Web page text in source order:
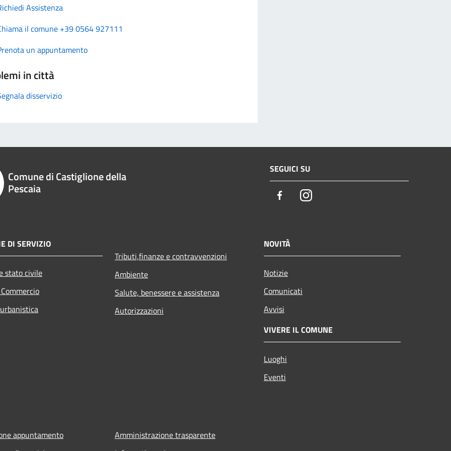
Assistenza
il comune +39 0564 927111
un appuntamento
in città
disservizio
Comune di Castiglione della
Pescaia
SEGUICI SU
FacebookInstagram
DI SERVIZIO
stato civile
Tributi,finanze e contravvenzioni
Ambiente
Salute, benessere e assistenza
Autorizzazioni
NOVITÀ
Notizie
Comunicati
Avvisi
VIVERE IL COMUNE
Luoghi
Eventi
appuntamento
Amministrazione trasparente